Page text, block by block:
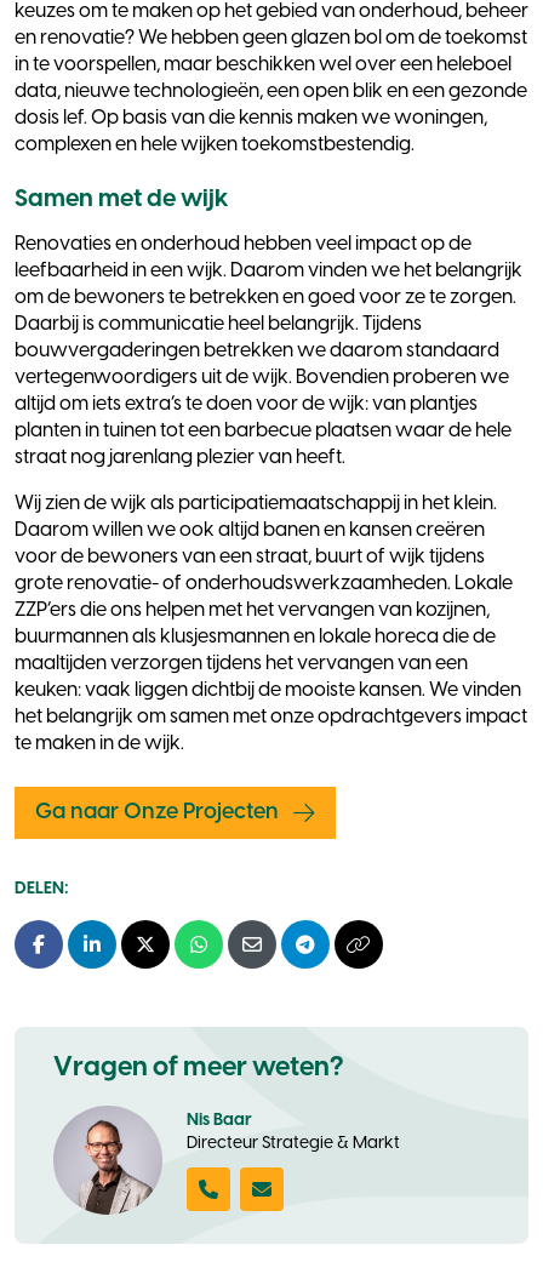
keuzes om te maken op het gebied van onderhoud, beheer
en renovatie? We hebben geen glazen bol om de toekomst
in te voorspellen, maar beschikken wel over een heleboel
data, nieuwe technologieën, een open blik en een gezonde
dosis lef. Op basis van die kennis maken we woningen,
complexen en hele wijken toekomstbestendig.
Samen met de wijk
Renovaties en onderhoud hebben veel impact op de
leefbaarheid in een wijk. Daarom vinden we het belangrijk
om de bewoners te betrekken en goed voor ze te zorgen.
Daarbij is communicatie heel belangrijk. Tijdens
bouwvergaderingen betrekken we daarom standaard
vertegenwoordigers uit de wijk. Bovendien proberen we
altijd om iets extra’s te doen voor de wijk: van plantjes
planten in tuinen tot een barbecue plaatsen waar de hele
straat nog jarenlang plezier van heeft.
Wij zien de wijk als participatiemaatschappij in het klein.
Daarom willen we ook altijd banen en kansen creëren
voor de bewoners van een straat, buurt of wijk tijdens
grote renovatie- of onderhoudswerkzaamheden. Lokale
ZZP’ers die ons helpen met het vervangen van kozijnen,
buurmannen als klusjesmannen en lokale horeca die de
maaltijden verzorgen tijdens het vervangen van een
keuken: vaak liggen dichtbij de mooiste kansen. We vinden
het belangrijk om samen met onze opdrachtgevers impact
te maken in de wijk.
Ga naar Onze Projecten
DELEN:
Facebook
LinkedInX - TwitterWhatsapp
E-mailTelegramKopieer naar
Vragen of meer weten?
Nis Baar
Directeur Strategie & Markt